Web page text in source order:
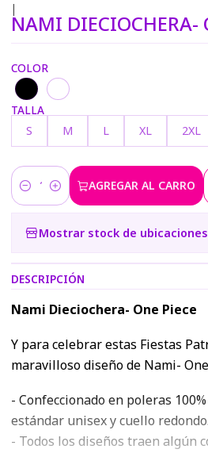
|
NAMI DIECIOCHERA-
COLOR
TALLA
S
M L XL 2XL
Cantidad
AGREGAR AL CARRO
Mostrar stock de ubicaciones
DESCRIPCIÓN
Nami Dieciochera- One Piece
Y para celebrar estas Fiestas
maravilloso diseño de Nami-
- Confeccionado en poleras
estándar unisex y cuello redondo.
- Todos los diseños traen algún